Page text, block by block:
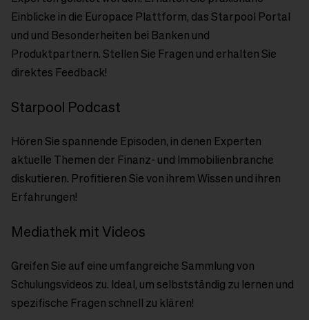
Einblicke in die Europace Plattform, das Starpool Portal
und und Besonderheiten bei Banken und
Produktpartnern. Stellen Sie Fragen und erhalten Sie
direktes Feedback!
Starpool Podcast
Hören Sie spannende Episoden, in denen Experten
aktuelle Themen der Finanz- und Immobilienbranche
diskutieren. Profitieren Sie von ihrem Wissen und ihren
Erfahrungen!
Mediathek mit Videos
Greifen Sie auf eine umfangreiche Sammlung von
Schulungsvideos zu. Ideal, um selbstständig zu lernen und
spezifische Fragen schnell zu klären!